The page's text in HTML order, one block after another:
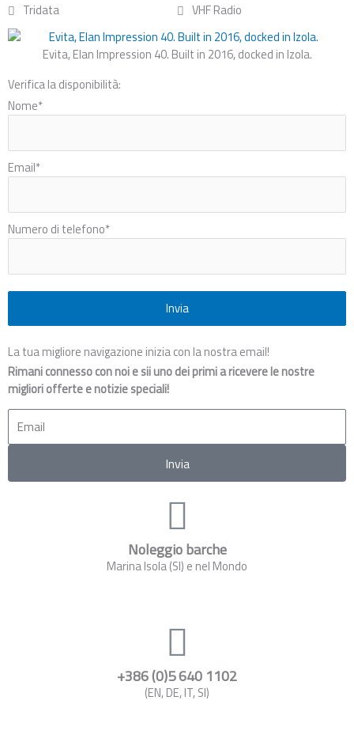
Tridata VHF Radio
Evita, Elan Impression 40. Built in 2016, docked in Izola.
Verifica la disponibilità:
Nome*
Email*
Numero di telefono*
Invia
La tua migliore navigazione inizia con la nostra email!
Rimani connesso con noi e sii uno dei primi a ricevere le nostre
migliori offerte e notizie speciali!
Email
Invia
Noleggio barche
Marina Isola (SI) e nel Mondo
+386 (0)5 640 1102
(EN, DE, IT, SI)